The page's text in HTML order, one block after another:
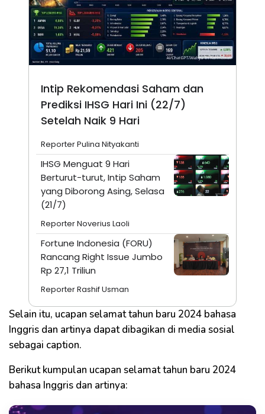
Intip Rekomendasi Saham dan
Prediksi IHSG Hari Ini (22/7)
Setelah Naik 9 Hari
Reporter Pulina Nityakanti
IHSG Menguat 9 Hari
Berturut-turut, Intip Saham
yang Diborong Asing, Selasa
(21/7)
Reporter Noverius Laoli
Fortune Indonesia (FORU)
Rancang Right Issue Jumbo
Rp 27,1 Triliun
Reporter Rashif Usman
Selain itu, ucapan selamat tahun baru 2024 bahasa
Inggris dan artinya dapat dibagikan di media sosial
sebagai caption.
Berikut kumpulan ucapan selamat tahun baru 2024
bahasa Inggris dan artinya: